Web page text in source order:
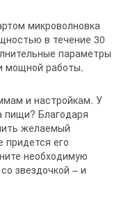
микроволновка
в течение 30
параметры
мощной работы.
и настройкам. У
Благодаря
желаемый
придется его
необходимую
звездочкой – и